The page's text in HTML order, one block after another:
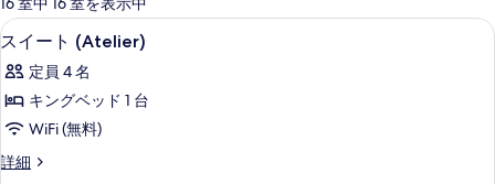
能
な
客
室
の
り
ス
イ
ー
ト
(Atelier)
の
6
スイート (Atelier)
定員 4 名
キングベッド 1 台
WiFi (無料)
詳細
ス